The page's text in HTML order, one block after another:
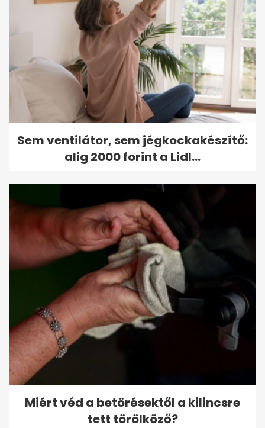
Sem ventilátor, sem jégkockakészítő:
alig 2000 forint a Lidl...
Miért véd a betörésektől a kilincsre
tett törölköző?